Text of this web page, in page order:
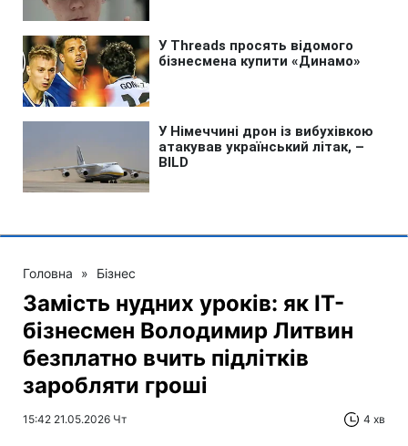
Головна » Бізнес
Замість нудних уроків: як IT-
бізнесмен Володимир Литвин
безплатно вчить підлітків
заробляти гроші
15:42 21.05.2026 Чт 4 хв